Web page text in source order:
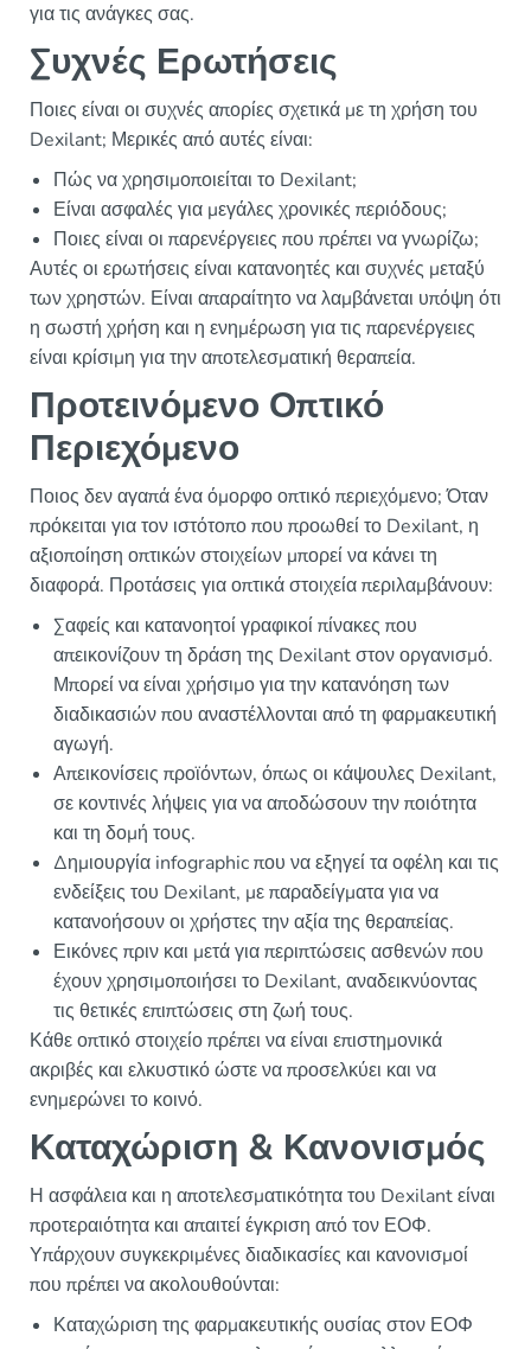
για τις ανάγκες σας.
Συχνές Ερωτήσεις
Ποιες είναι οι συχνές απορίες σχετικά με τη χρήση του
Dexilant; Μερικές από αυτές είναι:
Πώς να χρησιμοποιείται το Dexilant;
Είναι ασφαλές για μεγάλες χρονικές περιόδους;
Ποιες είναι οι παρενέργειες που πρέπει να γνωρίζω;
Αυτές οι ερωτήσεις είναι κατανοητές και συχνές μεταξύ
των χρηστών. Είναι απαραίτητο να λαμβάνεται υπόψη ότι
η σωστή χρήση και η ενημέρωση για τις παρενέργειες
είναι κρίσιμη για την αποτελεσματική θεραπεία.
Προτεινόμενο Οπτικό
Περιεχόμενο
Ποιος δεν αγαπά ένα όμορφο οπτικό περιεχόμενο; Όταν
πρόκειται για τον ιστότοπο που προωθεί το Dexilant, η
αξιοποίηση οπτικών στοιχείων μπορεί να κάνει τη
διαφορά. Προτάσεις για οπτικά στοιχεία περιλαμβάνουν:
Σαφείς και κατανοητοί γραφικοί πίνακες που
απεικονίζουν τη δράση της Dexilant στον οργανισμό.
Μπορεί να είναι χρήσιμο για την κατανόηση των
διαδικασιών που αναστέλλονται από τη φαρμακευτική
αγωγή.
Απεικονίσεις προϊόντων, όπως οι κάψουλες Dexilant,
σε κοντινές λήψεις για να αποδώσουν την ποιότητα
και τη δομή τους.
Δημιουργία infographic που να εξηγεί τα οφέλη και τις
ενδείξεις του Dexilant, με παραδείγματα για να
κατανοήσουν οι χρήστες την αξία της θεραπείας.
Εικόνες πριν και μετά για περιπτώσεις ασθενών που
έχουν χρησιμοποιήσει το Dexilant, αναδεικνύοντας
τις θετικές επιπτώσεις στη ζωή τους.
Κάθε οπτικό στοιχείο πρέπει να είναι επιστημονικά
ακριβές και ελκυστικό ώστε να προσελκύει και να
ενημερώνει το κοινό.
Καταχώριση & Κανονισμός
Η ασφάλεια και η αποτελεσματικότητα του Dexilant είναι
προτεραιότητα και απαιτεί έγκριση από τον ΕΟΦ.
Υπάρχουν συγκεκριμένες διαδικασίες και κανονισμοί
που πρέπει να ακολουθούνται:
Καταχώριση της φαρμακευτικής ουσίας στον ΕΟΦ